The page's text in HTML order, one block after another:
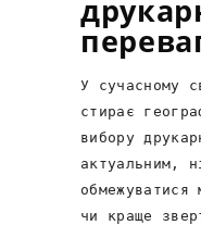
У сучасному
стирає
вибору
актуальним,
обмежуватися
чи краще